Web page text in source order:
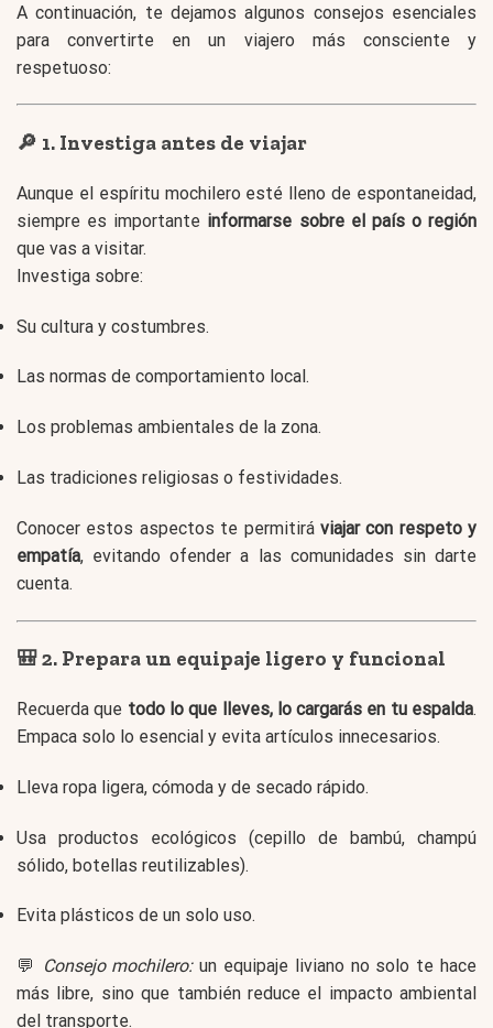
A continuación, te dejamos algunos consejos esenciales
para convertirte en un viajero más consciente y
respetuoso:
🔎 1. Investiga antes de viajar
Aunque el espíritu mochilero esté lleno de espontaneidad,
siempre es importante informarse sobre el país o región
que vas a visitar.
Investiga sobre:
Su cultura y costumbres.
Las normas de comportamiento local.
Los problemas ambientales de la zona.
Las tradiciones religiosas o festividades.
Conocer estos aspectos te permitirá viajar con respeto y
empatía, evitando ofender a las comunidades sin darte
cuenta.
🎒 2. Prepara un equipaje ligero y funcional
Recuerda que todo lo que lleves, lo cargarás en tu espalda.
Empaca solo lo esencial y evita artículos innecesarios.
Lleva ropa ligera, cómoda y de secado rápido.
Usa productos ecológicos (cepillo de bambú, champú
sólido, botellas reutilizables).
Evita plásticos de un solo uso.
💬 Consejo mochilero:un equipaje liviano no solo te hace
más libre, sino que también reduce el impacto ambiental
del transporte.